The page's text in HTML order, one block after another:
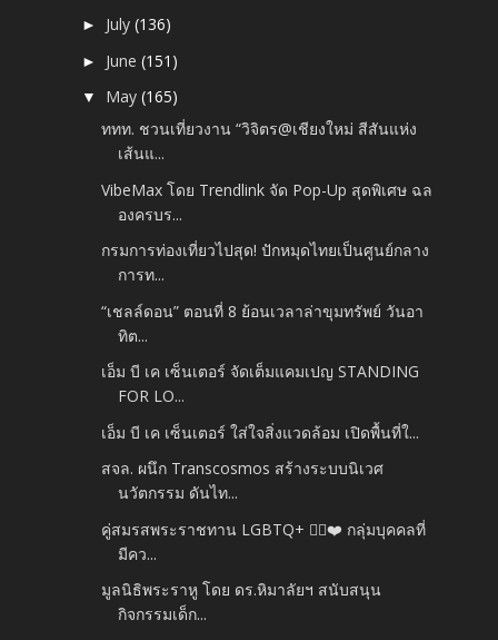
► July(136)
► June(151)
▼ May(165)
ททท. ชวนเที่ยวงาน “วิจิตร@เชียงใหม่ สีสันแห่ง
เส้นแ...
VibeMax โดย Trendlink จัด Pop-Up สุดพิเศษ ฉล
องครบร...
กรมการท่องเที่ยวไปสุด! ปักหมุดไทยเป็นศูนย์กลาง
การท...
“เชลล์ดอน” ตอนที่ 8 ย้อนเวลาล่าขุมทรัพย์ วันอา
ทิต...
เอ็ม บี เค เซ็นเตอร์ จัดเต็มแคมเปญ STANDING
FOR LO...
เอ็ม บี เค เซ็นเตอร์ ใส่ใจสิ่งแวดล้อม เปิดพื้นที่ใ...
สจล. ผนึก Transcosmos สร้างระบบนิเวศ
นวัตกรรม ดันไท...
คู่สมรสพระราชทาน LGBTQ+ 🏳️‍🌈❤️ กลุ่มบุคคลที่
มีคว...
มูลนิธิพระราหู โดย ดร.หิมาลัยฯ สนับสนุน
กิจกรรมเด็ก...